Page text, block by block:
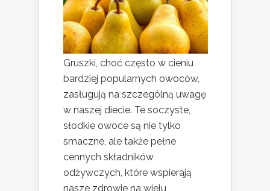
Gruszki, choć często w cieniu
bardziej popularnych owoców,
zasługują na szczególną uwagę
w naszej diecie. Te soczyste,
słodkie owoce są nie tylko
smaczne, ale także pełne
cennych składników
odżywczych, które wspierają
nasze zdrowie na wielu